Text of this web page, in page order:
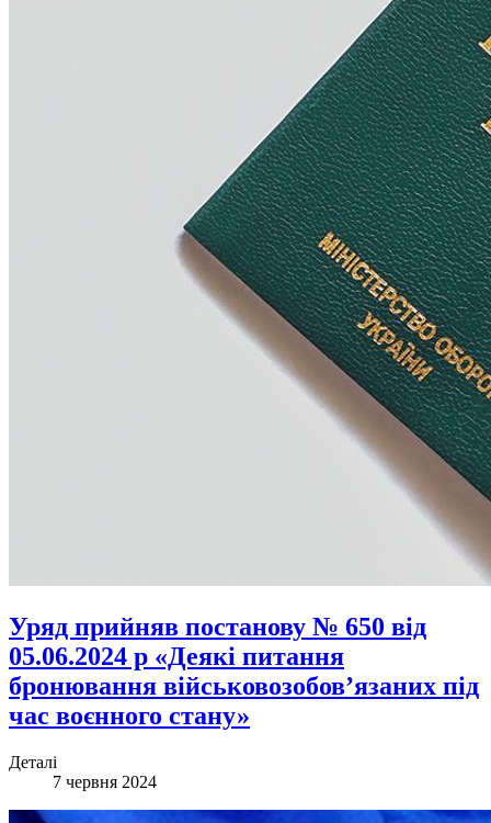
Уряд прийняв постанову № 650 від
05.06.2024 р «Деякі питання
бронювання військовозобов’язаних під
час воєнного стану»
Деталі
7 червня 2024